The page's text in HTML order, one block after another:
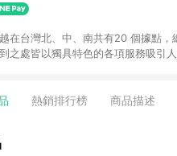
在台灣北、中、南共有20 個據點
之處皆以獨具特色的各項服務吸引
熱銷排行榜 商品描述